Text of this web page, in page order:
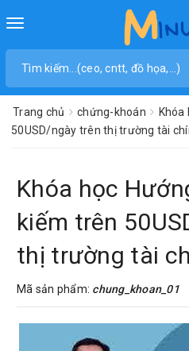
Toggle
Trang chủ chứng-khoán
50USD/ngày trên thị trường tài
Khóa học
kiếm trên
thị trường tài
Mã sản phẩm: chung_khoan_01